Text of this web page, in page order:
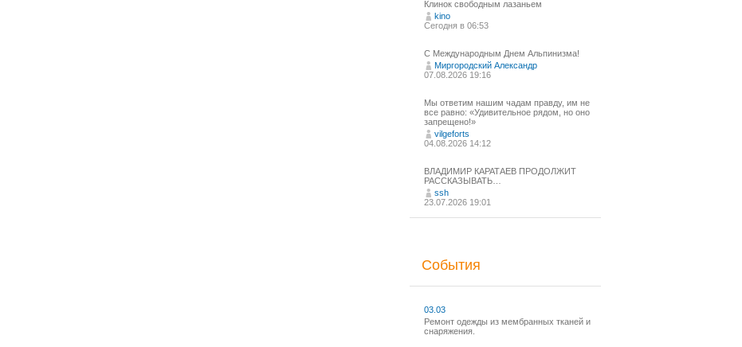
Клинок свободным лазаньем
kino
Сегодня в 06:53
С Международным Днем Альпинизма!⁠
Миргородский Александр
07.08.2026 19:16
Мы ответим нашим чадам правду, им не
все равно: «Удивительное рядом, но оно
запрещено!»
vilgeforts
04.08.2026 14:12
ВЛАДИМИР КАРАТАЕВ ПРОДОЛЖИТ
РАССКАЗЫВАТЬ…
ssh
23.07.2026 19:01
События
03.03
Ремонт одежды из мембранных тканей и
снаряжения.